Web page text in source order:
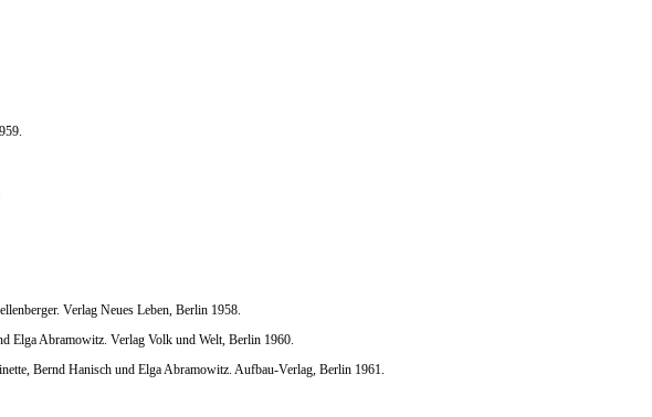
Verlag Neues Leben, Berlin 1958.
Elga Abramowitz. Verlag Volk und Welt, Berlin 1960.
Bernd Hanisch und Elga Abramowitz. Aufbau-Verlag, Berlin 1961.